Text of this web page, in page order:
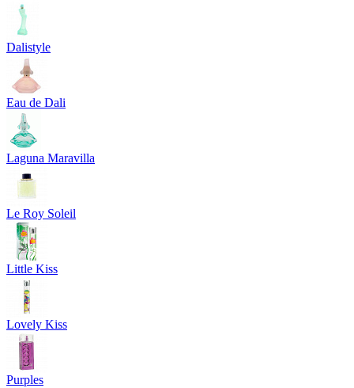
Dalistyle
Eau de Dali
Laguna Maravilla
Le Roy Soleil
Little Kiss
Lovely Kiss
Purples